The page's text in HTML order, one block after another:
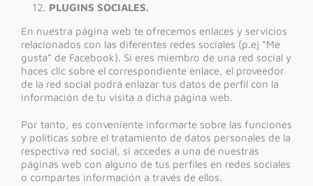
PLUGINS SOCIALES.
En nuestra página web te ofrecemos enlaces y servicios
relacionados con las diferentes redes sociales (p.ej “Me
gusta” de Facebook). Si eres miembro de una red social y
haces clic sobre el correspondiente enlace, el proveedor
de la red social podrá enlazar tus datos de perfil con la
información de tu visita a dicha página web.
Por tanto, es conveniente informarte sobre las funciones
y políticas sobre el tratamiento de datos personales de la
respectiva red social, si accedes a una de nuestras
páginas web con alguno de tus perfiles en redes sociales
o compartes información a través de ellos.